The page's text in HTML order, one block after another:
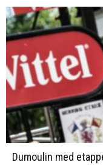
Dumoulin med